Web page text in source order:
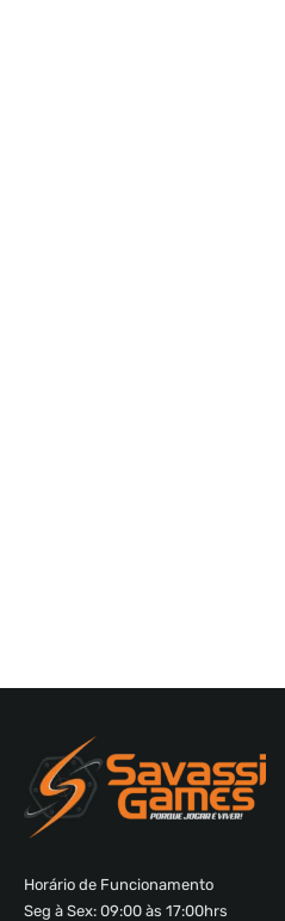
Horário de Funcionamento
Seg à Sex: 09:00 às 17:00hrs